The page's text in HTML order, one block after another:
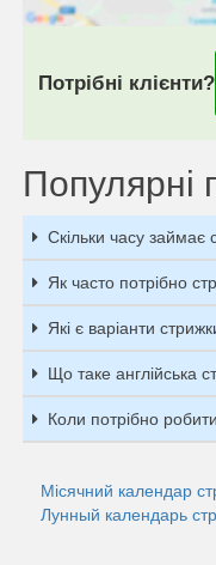
Потрібні клієнти?
Популярні
Скільки часу займає
Як часто потрібно
Які є варіанти
Що таке англійська
Коли потрібно
Місячний календар
Лунный календарь